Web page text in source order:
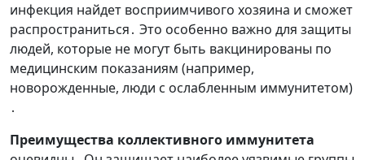
инфекция найдет восприимчивого хозяина и сможет
распространиться․ Это особенно важно для защиты
людей, которые не могут быть вакцинированы по
медицинским показаниям (например,
новорожденные, люди с ослабленным иммунитетом)
․
Преимущества коллективного иммунитета